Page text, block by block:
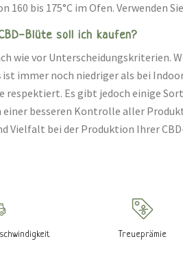
bis 175°C im Ofen. Verwenden
Blüte soll ich kaufen?
wie vor Unterscheidungskriterien.
ist immer noch niedriger als bei
Es gibt jedoch einige
besseren Kontrolle aller
Vielfalt bei der Produktion Ihrer
Treueprämie